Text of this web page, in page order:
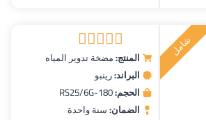
ش
ا
م
ل
ت
ر
ك
ي
ب
تم التقييم
5.00من 5
المنتج:مضخة تدوير المياه
البراند:رينبو
الحجم:RS25/6G-180
الضمان:سنة واحدة